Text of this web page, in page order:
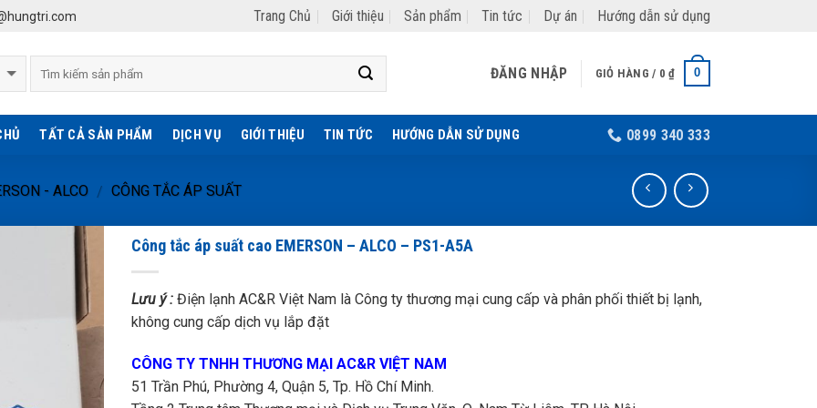
Trang Chủ Giới thiệu Sản phẩm Tin tức Dự án Hướng dẫn sử dụng
ĐĂNG NHẬP GIỎ HÀNG / 0₫ 0
TẤT CẢ SẢN PHẨM DỊCH VỤ GIỚI THIỆU TIN TỨC HƯỚNG DẪN SỬ DỤNG 0899 340 333
- ALCO / CÔNG TẮC ÁP SUẤT
Công tắc áp suất cao EMERSON – ALCO – PS1-A5A
Lưu ý : Điện lạnh AC&R Việt Nam là Công ty thương mại cung cấp và phân phối thiết bị lạnh,
không cung cấp dịch vụ lắp đặt
CÔNG TY TNHH THƯƠNG MẠI AC&R VIỆT NAM
51 Trần Phú, Phường 4, Quận 5, Tp. Hồ Chí Minh.